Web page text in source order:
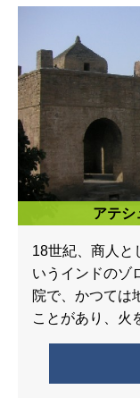
アテシ
18世紀、商人と
いうインドのゾ
院で、かつては
ことがあり、火
してみなされ